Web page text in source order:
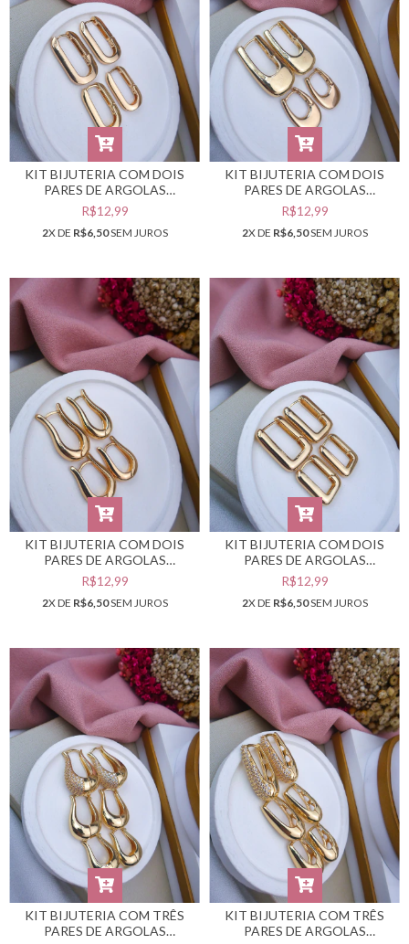
KIT BIJUTERIA COM DOIS
PARES DE ARGOLAS
DOURADAS #B0105544
R$12,99
2X DE R$6,50SEM JUROS
KIT BIJUTERIA COM DOIS
PARES DE ARGOLAS
DOURADAS #B0105543
R$12,99
2X DE R$6,50SEM JUROS
KIT BIJUTERIA COM DOIS
PARES DE ARGOLAS
DOURADAS #B0105542
R$12,99
2X DE R$6,50SEM JUROS
KIT BIJUTERIA COM DOIS
PARES DE ARGOLAS
DOURADAS #B0105540
R$12,99
2X DE R$6,50SEM JUROS
KIT BIJUTERIA COM TRÊS
PARES DE ARGOLAS
KIT BIJUTERIA COM TRÊS
PARES DE ARGOLAS